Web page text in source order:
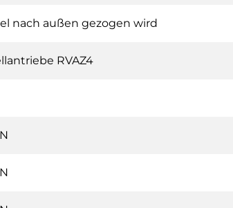
nach außen gezogen wird
RVAZ4